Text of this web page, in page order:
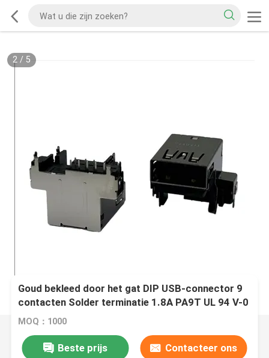
2/ 5
Goud bekleed door het gat DIP USB-connector 9
contacten Solder terminatie 1.8A PA9T UL 94 V-0
MOQ：1000
Beste prijs Contacteer ons